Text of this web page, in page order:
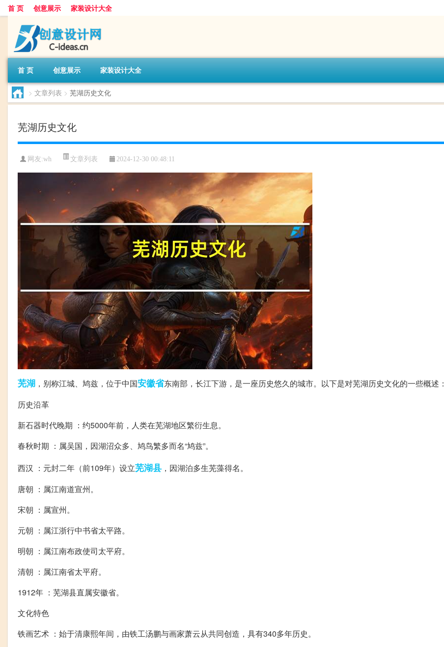
首 页 创意展示 家装设计大全
首 页 创意展示 家装设计大全
> 文章列表 > 芜湖历史文化
芜湖历史文化
网友:wh 文章列表 2024-12-30 00:48:11
芜湖 ，别称江城、鸠兹，位于中国安徽省东南部，长江下游，是一座历史悠久的城市。以下是对芜湖历史文化的一些概述：
历史沿革
新石器时代晚期 ：约5000年前，人类在芜湖地区繁衍生息。
春秋时期 ：属吴国，因湖沼众多、鸠鸟繁多而名“鸠兹”。
西汉 ：元封二年（前109年）设立芜湖县 ，因湖泊多生芜藻得名。
唐朝 ：属江南道宣州。
宋朝 ：属宣州。
元朝 ：属江浙行中书省太平路。
明朝 ：属江南布政使司太平府。
清朝 ：属江南省太平府。
1912年 ：芜湖县直属安徽省。
文化特色
铁画艺术 ：始于清康熙年间，由铁工汤鹏与画家萧云从共同创造，具有340多年历史。